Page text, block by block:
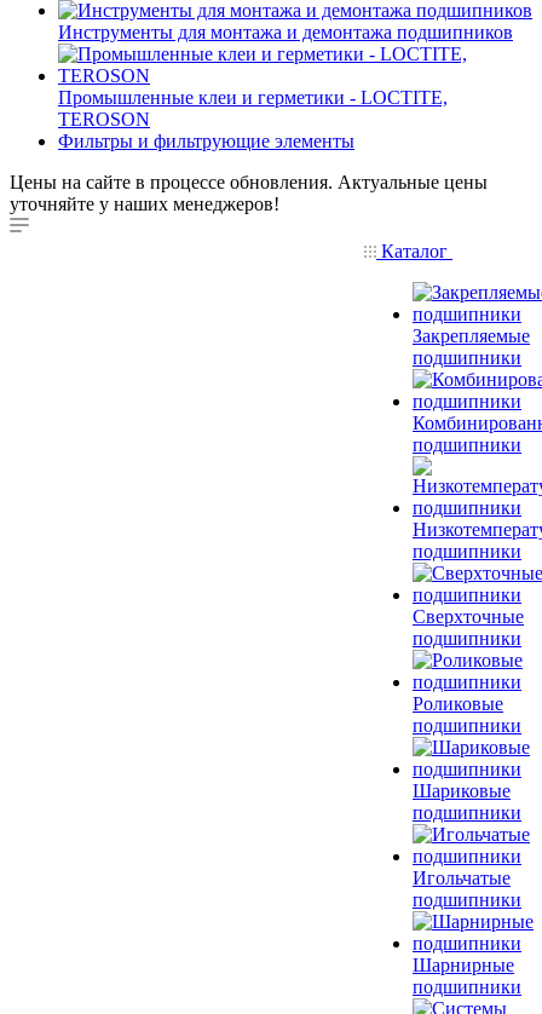
Инструменты для монтажа и демонтажа подшипников
Промышленные клеи и герметики - LOCTITE,
TEROSON
Фильтры и фильтрующие элементы
Цены на сайте в процессе обновления. Актуальные цены
уточняйте у наших менеджеров!
Каталог
Закрепляемые
подшипники
подшипники
подшипники
Сверхточные
подшипники
Роликовые
подшипники
Шариковые
подшипники
Игольчатые
подшипники
Шарнирные
подшипники